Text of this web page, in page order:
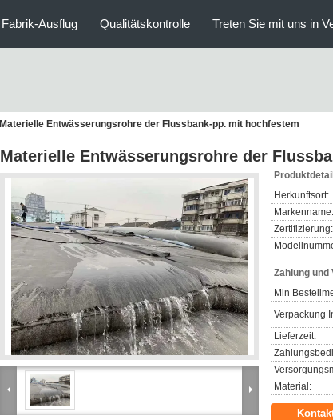
Fabrik-Ausflug Qualitätskontrolle Treten Sie mit uns in
Materielle Entwässerungsrohre der Flussbank-pp. mit hochfestem
Materielle Entwässerungsrohre der
Herkunftsort:
Markenname:
Zertifizierung:
Zahlung und
Min
Verpackung
Lieferzeit:
Material: